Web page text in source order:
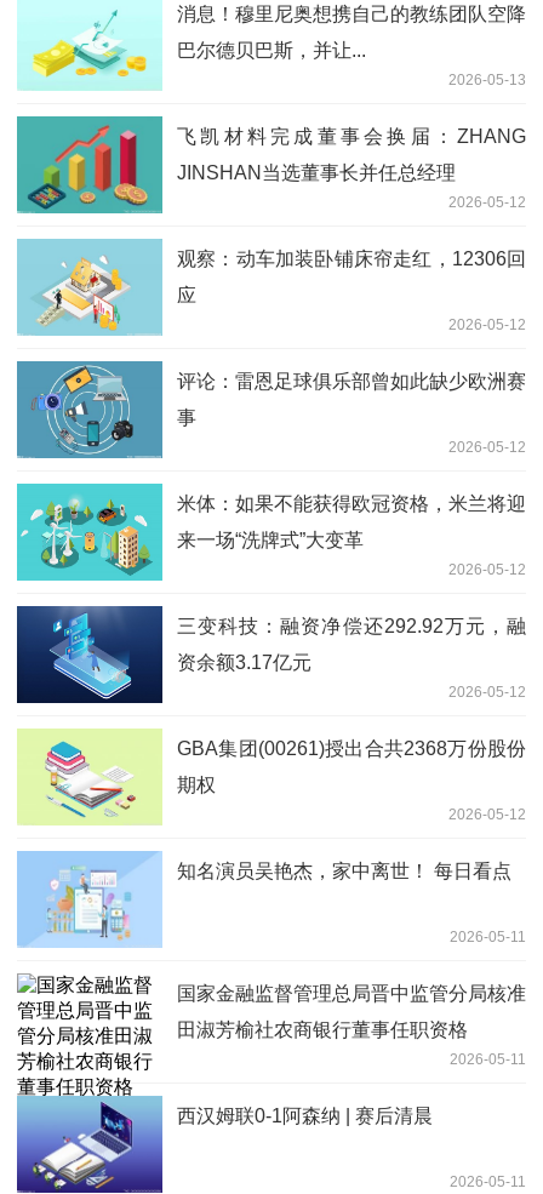
消息！穆里尼奥想携自己的教练团队空降
巴尔德贝巴斯，并让...
2026-05-13
飞凯材料完成董事会换届：ZHANG
JINSHAN当选董事长并任总经理
2026-05-12
观察：动车加装卧铺床帘走红，12306回
应
2026-05-12
评论：雷恩足球俱乐部曾如此缺少欧洲赛
事
2026-05-12
米体：如果不能获得欧冠资格，米兰将迎
来一场“洗牌式”大变革
2026-05-12
三变科技：融资净偿还292.92万元，融
资余额3.17亿元
2026-05-12
GBA集团(00261)授出合共2368万份股份
期权
2026-05-12
知名演员吴艳杰，家中离世！ 每日看点
2026-05-11
国家金融监督管理总局晋中监管分局核准
田淑芳榆社农商银行董事任职资格
2026-05-11
西汉姆联0-1阿森纳 | 赛后清晨
2026-05-11